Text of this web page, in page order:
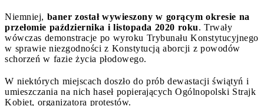
Niemniej, baner został wywieszony w gorącym okresie na
przełomie października i listopada 2020 roku. Trwały
wówczas demonstracje po wyroku Trybunału Konstytucyjnego
w sprawie niezgodności z Konstytucją aborcji z powodów
schorzeń w fazie życia płodowego.
W niektórych miejscach doszło do prób dewastacji świątyń i
umieszczania na nich haseł popierających Ogólnopolski Strajk
Kobiet, organizatora protestów.